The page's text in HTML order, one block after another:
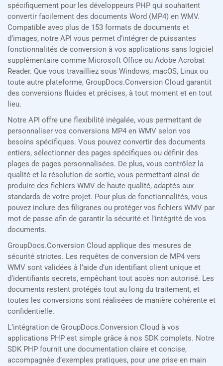
spécifiquement pour les développeurs PHP qui souhaitent
convertir facilement des documents Word (MP4) en WMV.
Compatible avec plus de 153 formats de documents et
d’images, notre API vous permet d’intégrer de puissantes
fonctionnalités de conversion à vos applications sans logiciel
supplémentaire comme Microsoft Office ou Adobe Acrobat
Reader. Que vous travailliez sous Windows, macOS, Linux ou
toute autre plateforme, GroupDocs.Conversion Cloud garantit
des conversions fluides et précises, à tout moment et en tout
lieu.
Notre API offre une flexibilité inégalée, vous permettant de
personnaliser vos conversions MP4 en WMV selon vos
besoins spécifiques. Vous pouvez convertir des documents
entiers, sélectionner des pages spécifiques ou définir des
plages de pages personnalisées. De plus, vous contrôlez la
qualité et la résolution de sortie, vous permettant ainsi de
produire des fichiers WMV de haute qualité, adaptés aux
standards de votre projet. Pour plus de fonctionnalités, vous
pouvez inclure des filigranes ou protéger vos fichiers WMV par
mot de passe afin de garantir la sécurité et l’intégrité de vos
documents.
GroupDocs.Conversion Cloud applique des mesures de
sécurité strictes. Les requêtes de conversion de MP4 vers
WMV sont validées à l’aide d’un identifiant client unique et
d’identifiants secrets, empêchant tout accès non autorisé. Les
documents restent protégés tout au long du traitement, et
toutes les conversions sont réalisées de manière cohérente et
confidentielle.
L’intégration de GroupDocs.Conversion Cloud à vos
applications PHP est simple grâce à nos SDK complets. Notre
SDK PHP fournit une documentation claire et concise,
accompagnée d’exemples pratiques, pour une prise en main